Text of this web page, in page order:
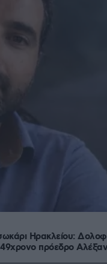
Ηρακλείου:
49χρονο πρόεδρο